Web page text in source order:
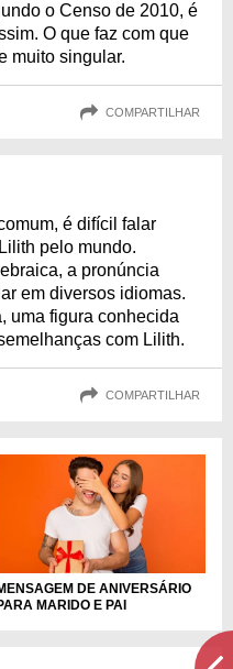
o Censo de 2010, é
O que faz com que
muito singular.
COMPARTILHAR
é difícil falar
pelo mundo.
a pronúncia
em diversos idiomas.
uma figura conhecida
com Lilith.
COMPARTILHAR
DE ANIVERSÁRIO
MARIDO E PAI